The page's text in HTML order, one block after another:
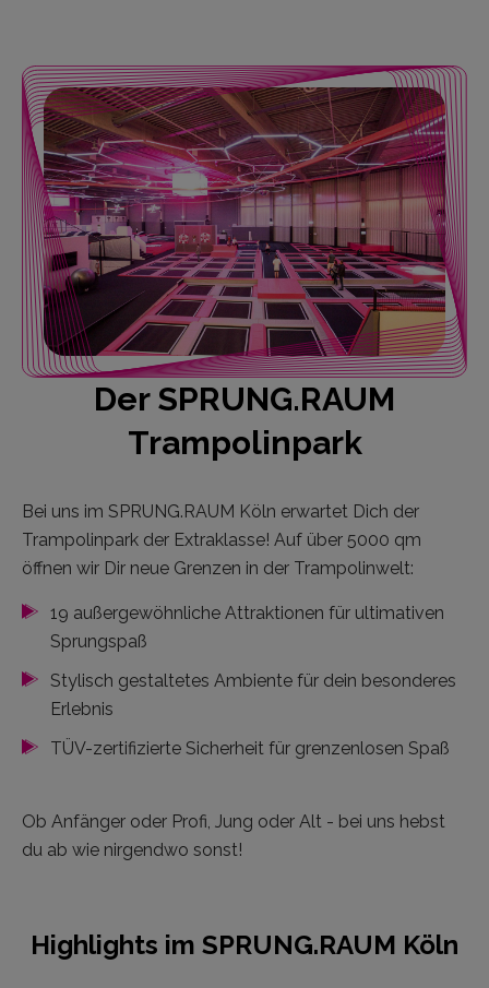
Der SPRUNG.RAUM
Trampolinpark
Bei uns im SPRUNG.RAUM Köln erwartet Dich der
Trampolinpark der Extraklasse! Auf über 5000 qm
öffnen wir Dir neue Grenzen in der Trampolinwelt:
19 außergewöhnliche Attraktionen für ultimativen
Sprungspaß
Stylisch gestaltetes Ambiente für dein besonderes
Erlebnis
TÜV-zertifizierte Sicherheit für grenzenlosen Spaß
Ob Anfänger oder Profi, Jung oder Alt - bei uns hebst
du ab wie nirgendwo sonst!
Highlights im SPRUNG.RAUM Köln